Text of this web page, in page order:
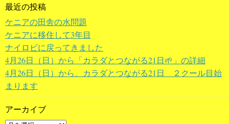
最近の投稿
ケニアの田舎の水問題
ケニアに移住して3年目
ナイロビに戻ってきました
4月26日（日）から「カラダとつながる21日🌱」の詳細
4月26日（日）から、カラダとつながる21日 ２クール目始
まります
アーカイブ